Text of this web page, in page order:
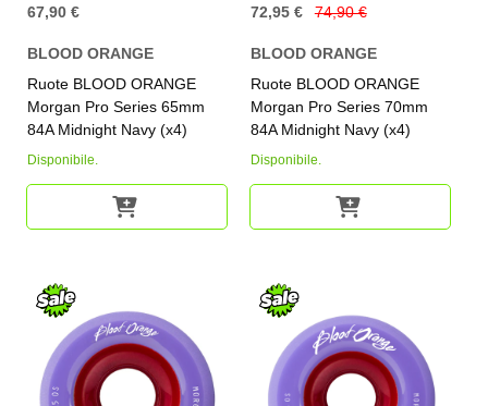
67,90 €
BLOOD ORANGE
Ruote BLOOD ORANGE
Morgan Pro Series 65mm
84A Midnight Navy (x4)
Disponibile.
72,95 € 74,90 €
BLOOD ORANGE
Ruote BLOOD ORANGE
Morgan Pro Series 70mm
84A Midnight Navy (x4)
Disponibile.